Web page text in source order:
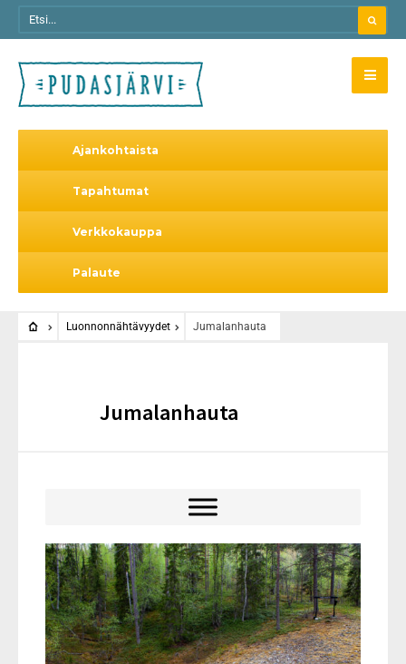
Ajankohtaista
Tapahtumat
Verkkokauppa
Palaute
Luonnonnähtävyydet Jumalanhauta
Jumalanhauta